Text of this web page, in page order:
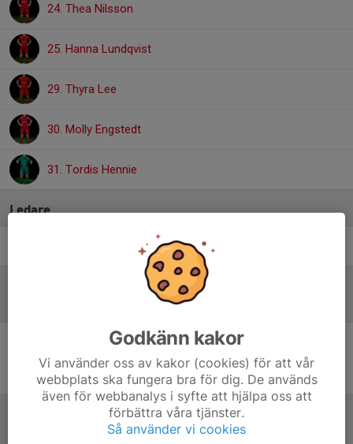
24. Thea Nilsson
25. Hanna Lundqvist
29. Thyra Lee
30. Molly Engstedt
31. Tordis Hennie
Ledare
Huvudtränare
Inget referat skrivet
Godkänn kakor
Vi använder oss av kakor (cookies) för att vår
webbplats ska fungera bra för dig. De används
även för webbanalys i syfte att hjälpa oss att
förbättra våra tjänster.
Så använder vi cookies